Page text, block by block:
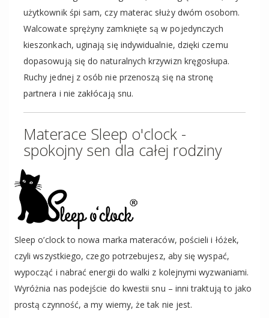
użytkownik śpi sam, czy materac służy dwóm osobom.
Walcowate sprężyny zamknięte są w pojedynczych
kieszonkach, uginają się indywidualnie, dzięki czemu
dopasowują się do naturalnych krzywizn kręgosłupa.
Ruchy jednej z osób nie przenoszą się na stronę
partnera i nie zakłócają snu.
Materace Sleep o'clock -
spokojny sen dla całej rodziny
Sleep o’clock to nowa marka materaców, pościeli i łóżek,
czyli wszystkiego, czego potrzebujesz, aby się wyspać,
wypocząć i nabrać energii do walki z kolejnymi wyzwaniami.
Wyróżnia nas podejście do kwestii snu – inni traktują to jako
prostą czynność, a my wiemy, że tak nie jest.